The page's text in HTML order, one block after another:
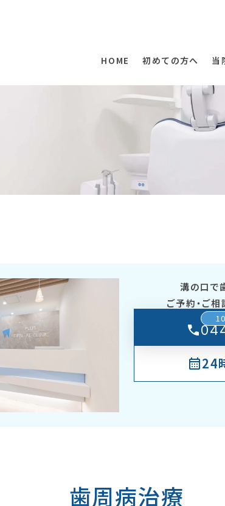
HOME 初めての方へ 当
溝の口で
ご予約・ご
24
歯周病治療